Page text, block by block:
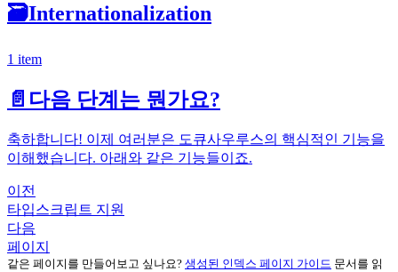
🗃️Internationalization
1 item
📄️ 다음 단계는 뭔가요?
축하합니다! 이제 여러분은 도큐사우루스의 핵심적인 기능을
이해했습니다. 아래와 같은 기능들이죠.
이전
타입스크립트 지원
다음
페이지
같은 페이지를 만들어보고 싶나요? 생성된 인덱스 페이지 가이드 문서를 읽